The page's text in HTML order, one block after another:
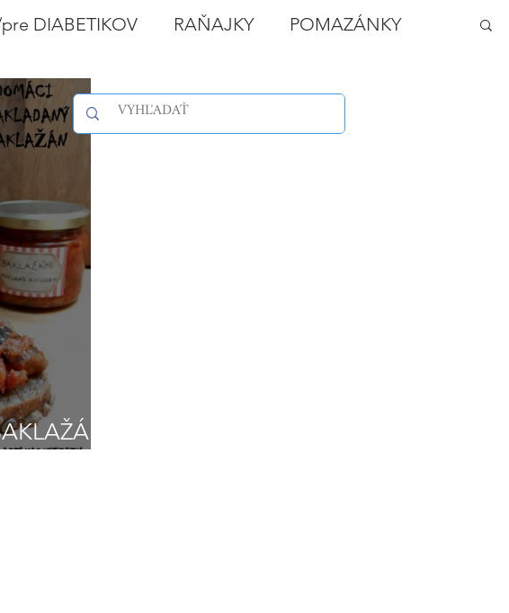
DIABETIKOV RAŇAJKY POMAZÁNKY
MORSKÉ PLODY VEČERA - RÝCHLO A LACNO